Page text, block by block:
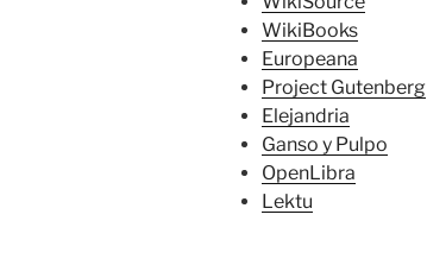
WikiBooks
Europeana
Project Gutenberg
Elejandria
Ganso y Pulpo
OpenLibra
Lektu